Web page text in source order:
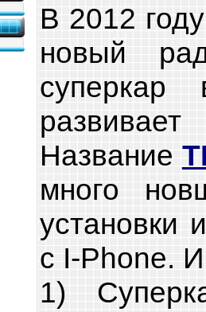
В 2012
новый
Название
много
установки
с I-Phone. И
1)